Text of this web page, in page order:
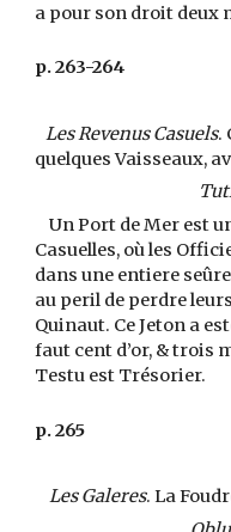
a pour son droit deux
p. 263-264
Les Revenus Casuels.
quelques Vaisseaux,
Un Port de Mer est
Casuelles, où les
dans une entiere
au peril de perdre
Quinaut. Ce Jeton a
faut cent d’or, & trois
Testu est Trésorier.
p. 265
Les Galeres. La